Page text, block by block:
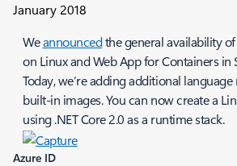
January 2018
Weannouncedthe general availability
on Linux and Web App for Containers in
Today, we’re adding additional
built-in images. You can now create a
using .NET Core 2.0 as a runtime stack.
Azure ID